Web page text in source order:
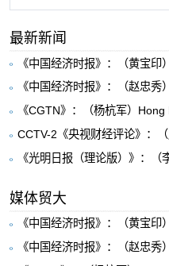
最新新闻
《中国经济时报》：（黄宝印
《中国经济时报》：（赵忠
《CGTN》：（杨杭军）
CCTV-2《央视财经评论》：
《光明日报（理论版）》：（
媒体贸大
《中国经济时报》：（黄宝
《中国经济时报》：（赵忠